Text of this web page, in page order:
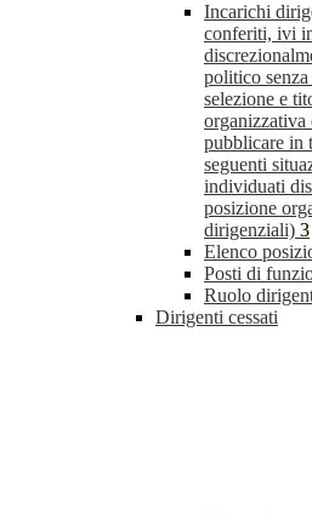
Incarichi
conferiti, ivi
politico
selezione e
pubblicare in
seguenti
individuati
posizione
dirigenziali) 3
Elenco
Posti di
Ruolo
Dirigenti cessati